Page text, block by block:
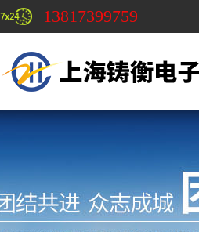
13817399759